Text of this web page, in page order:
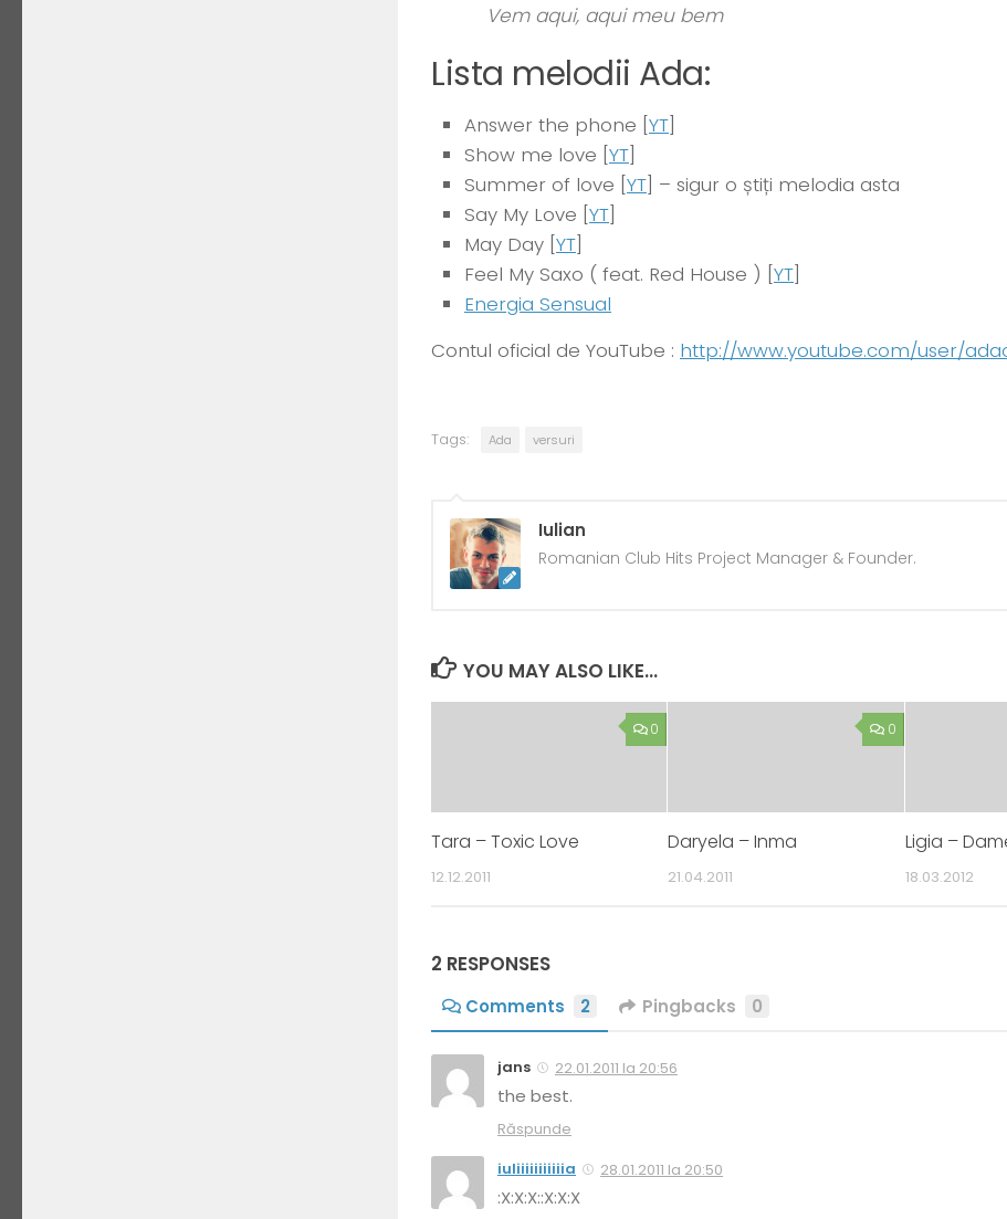
Vem aqui, aqui meu bem
Lista melodii Ada:
Answer the phone [YT]
Show me love [YT]
Summer of love [YT] – sigur o știți melodia asta
Say My Love [YT]
May Day [YT]
Feel My Saxo ( feat. Red House ) [YT]
Energia Sensual
Contul oficial de YouTube : http://www.youtube.com/user/
Tags: Ada versuri
Iulian
Romanian Club Hits Project Manager & Founder.
YOU MAY ALSO LIKE...
0
Tara – Toxic Love
12.12.2011
0
Daryela – Inma
21.04.2011
Ligia –
18.03.2012
2 RESPONSES
Comments 2 Pingbacks 0
jans 22.01.2011 la 20:56
the best.
Răspunde
iuliiiiiiiiiiia
28.01.2011 la 20:50
:X:X:X::X:X:X